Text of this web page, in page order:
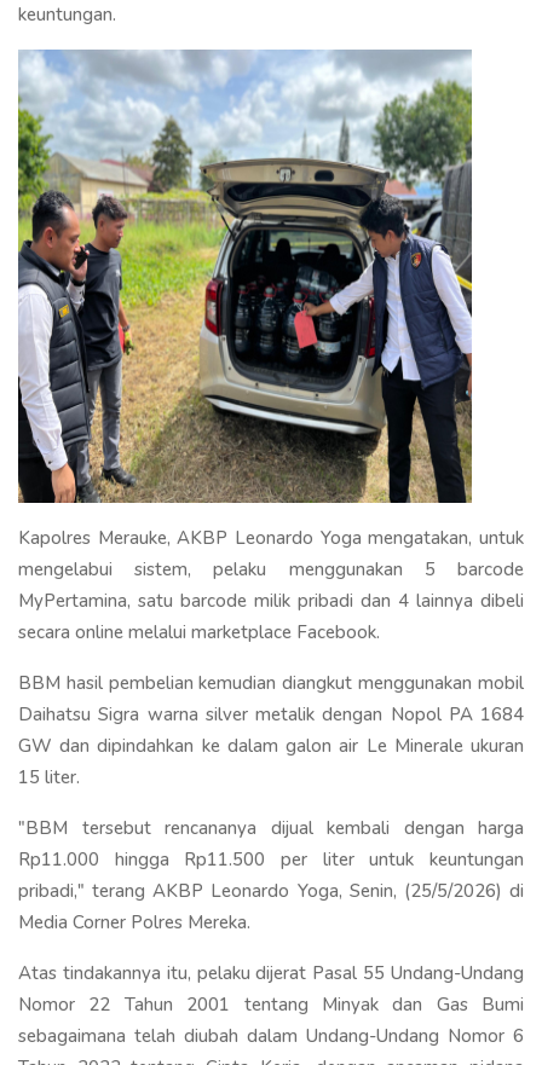
keuntungan.
Kapolres Merauke, AKBP Leonardo Yoga mengatakan, untuk
mengelabui sistem, pelaku menggunakan 5 barcode
MyPertamina, satu barcode milik pribadi dan 4 lainnya dibeli
secara online melalui marketplace Facebook.
BBM hasil pembelian kemudian diangkut menggunakan mobil
Daihatsu Sigra warna silver metalik dengan Nopol PA 1684
GW dan dipindahkan ke dalam galon air Le Minerale ukuran
15 liter.
"BBM tersebut rencananya dijual kembali dengan harga
Rp11.000 hingga Rp11.500 per liter untuk keuntungan
pribadi," terang AKBP Leonardo Yoga, Senin, (25/5/2026) di
Media Corner Polres Mereka.
Atas tindakannya itu, pelaku dijerat Pasal 55 Undang-Undang
Nomor 22 Tahun 2001 tentang Minyak dan Gas Bumi
sebagaimana telah diubah dalam Undang-Undang Nomor 6